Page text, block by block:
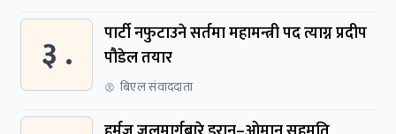
३ .
पार्टी नफुटाउने सर्तमा महामन्त्री पद त्याग्न प्रदीप
पौडेल तयार
बिएल संवाददाता